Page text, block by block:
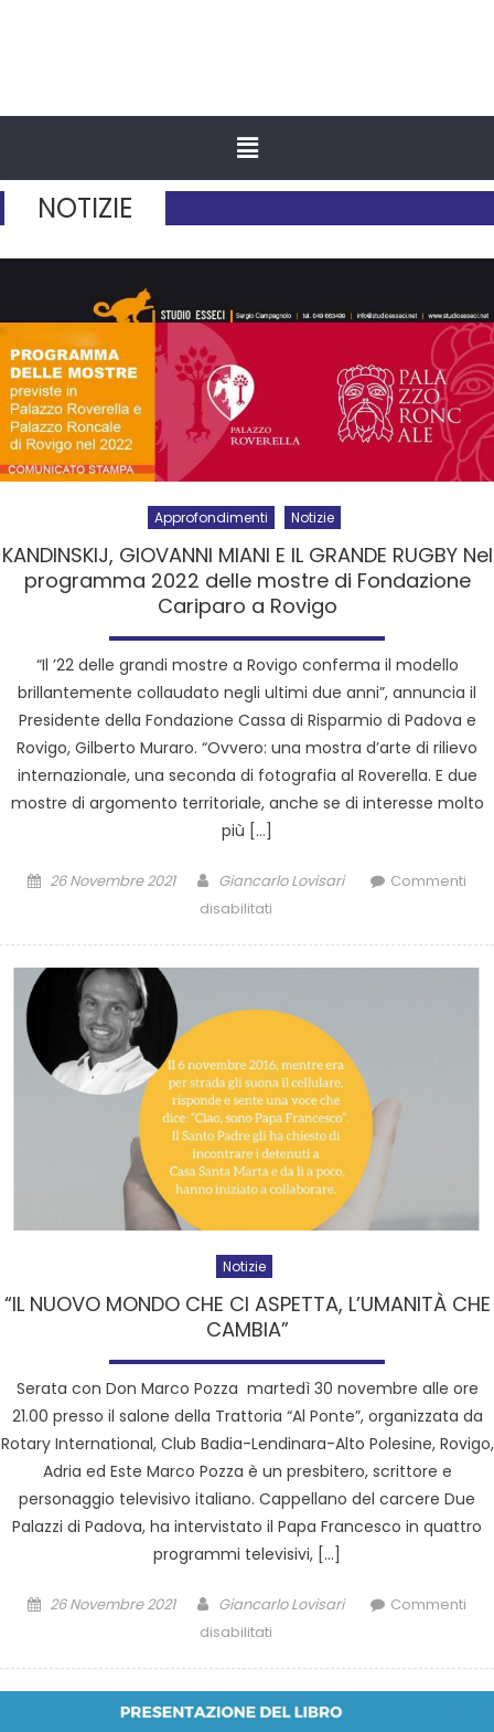
NOTIZIE
Approfondimenti Notizie
KANDINSKIJ, GIOVANNI MIANI E IL GRANDE RUGBY Nel
programma 2022 delle mostre di Fondazione
Cariparo a Rovigo
“Il ’22 delle grandi mostre a Rovigo conferma il modello
brillantemente collaudato negli ultimi due anni”, annuncia il
Presidente della Fondazione Cassa di Risparmio di Padova e
Rovigo, Gilberto Muraro. “Ovvero: una mostra d’arte di rilievo
internazionale, una seconda di fotografia al Roverella. E due
mostre di argomento territoriale, anche se di interesse molto
più […]
26 Novembre 2021 Giancarlo Lovisari
Commenti
disabilitati
Notizie
“IL NUOVO MONDO CHE CI ASPETTA, L’UMANITÀ CHE
CAMBIA”
Serata con Don Marco Pozza martedì 30 novembre alle ore
21.00 presso il salone della Trattoria “Al Ponte”, organizzata da
Rotary International, Club Badia-Lendinara-Alto Polesine, Rovigo,
Adria ed Este Marco Pozza è un presbitero, scrittore e
personaggio televisivo italiano. Cappellano del carcere Due
Palazzi di Padova, ha intervistato il Papa Francesco in quattro
programmi televisivi, […]
26 Novembre 2021 Giancarlo Lovisari
Commenti
disabilitati